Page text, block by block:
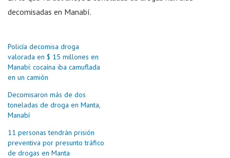
decomisadas en Manabí.
Policía decomisa droga
valorada en $ 15 millones en
Manabí: cocaína iba camuflada
en un camión
Decomisaron más de dos
toneladas de droga en Manta,
Manabí
11 personas tendrán prisión
preventiva por presunto tráfico
de drogas en Manta